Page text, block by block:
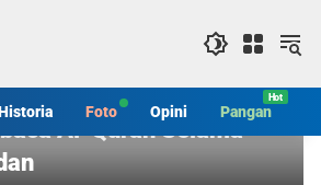
Foto Opini Pangan
Al-Quran Selama